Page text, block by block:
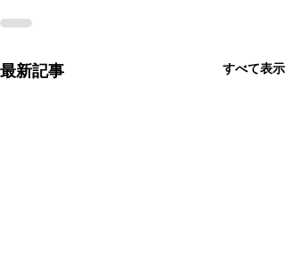
最新記事 すべて表示